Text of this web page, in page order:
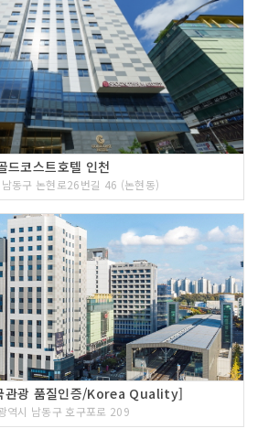
드코스트호텔 인천
동구 논현로26번길 46 (논현동)
관광 품질인증/Korea Quality]
역시 남동구 호구포로 209